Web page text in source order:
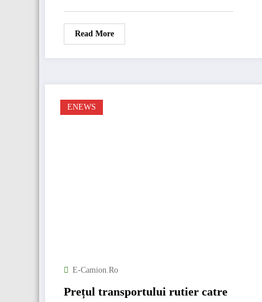
Read More
ENEWS
E-Camion.ro
Prețul transportului rutier catre